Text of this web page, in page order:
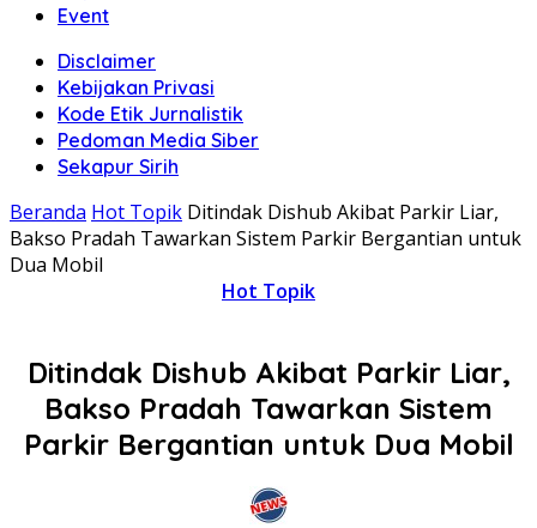
Event
Disclaimer
Kebijakan Privasi
Kode Etik Jurnalistik
Pedoman Media Siber
Sekapur Sirih
Beranda Hot Topik Ditindak Dishub Akibat Parkir Liar,
Bakso Pradah Tawarkan Sistem Parkir Bergantian untuk
Dua Mobil
Hot Topik
Ditindak Dishub Akibat Parkir Liar,
Bakso Pradah Tawarkan Sistem
Parkir Bergantian untuk Dua Mobil